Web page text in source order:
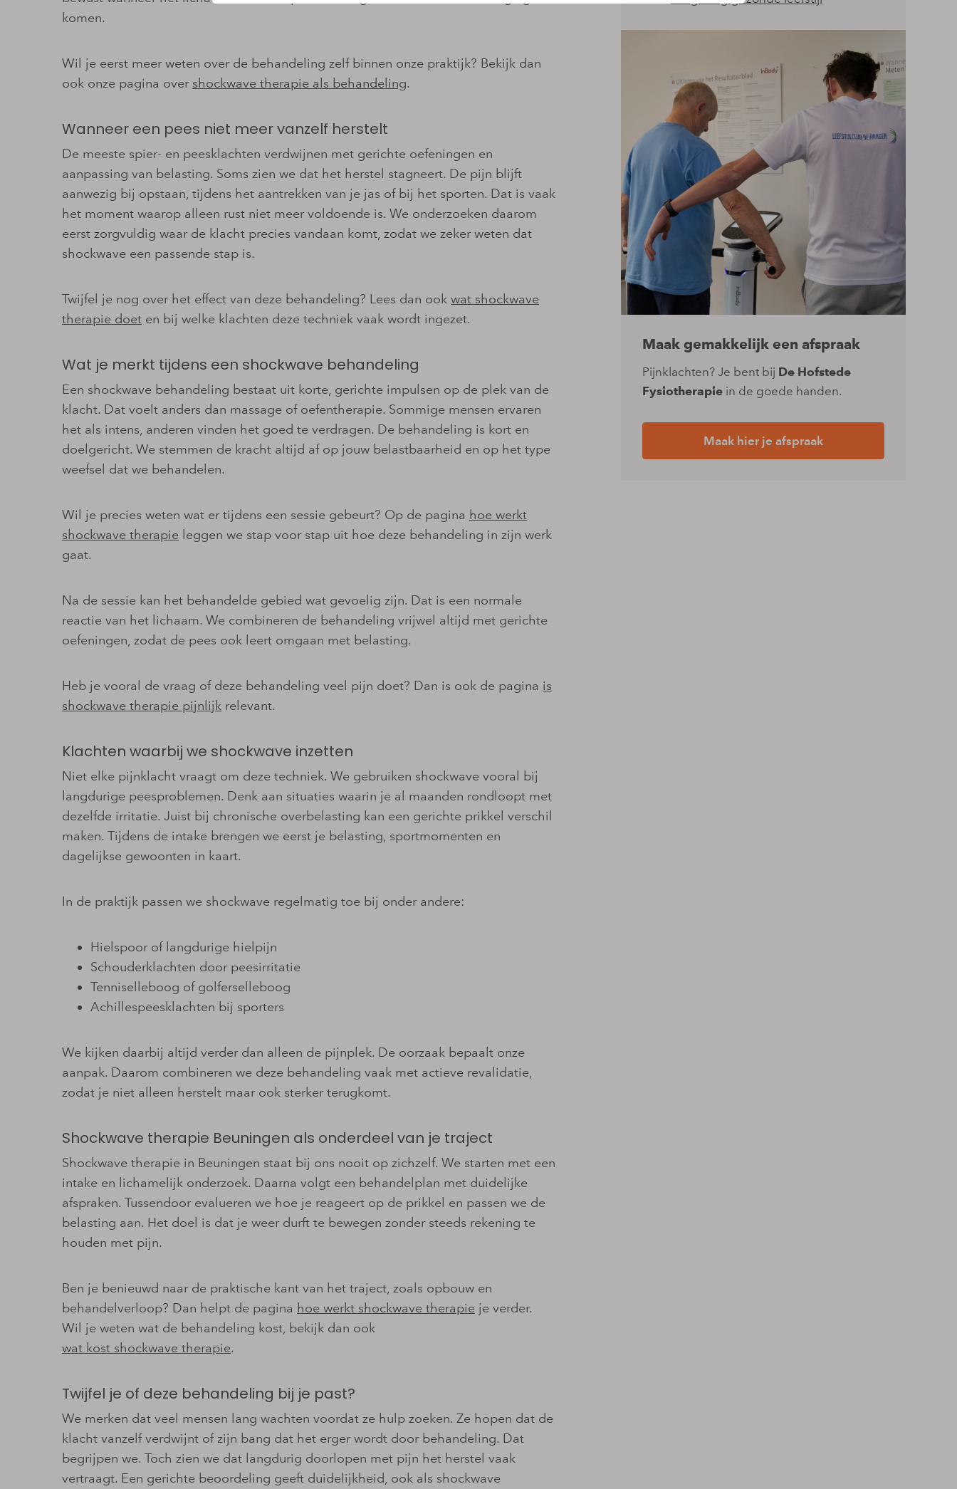
komen.
Wil je eerst meer weten over de behandeling zelf binnen onze praktijk? Bekijk dan
ook onze pagina over shockwave therapie als behandeling.
Wanneer een pees niet meer vanzelf herstelt
De meeste spier- en peesklachten verdwijnen met gerichte oefeningen en
aanpassing van belasting. Soms zien we dat het herstel stagneert. De pijn blijft
aanwezig bij opstaan, tijdens het aantrekken van je jas of bij het sporten. Dat is vaak
het moment waarop alleen rust niet meer voldoende is. We onderzoeken daarom
eerst zorgvuldig waar de klacht precies vandaan komt, zodat we zeker weten dat
shockwave een passende stap is.
Twijfel je nog over het effect van deze behandeling? Lees dan ook wat shockwave
therapie doet en bij welke klachten deze techniek vaak wordt ingezet.
Wat je merkt tijdens een shockwave behandeling
Een shockwave behandeling bestaat uit korte, gerichte impulsen op de plek van de
klacht. Dat voelt anders dan massage of oefentherapie. Sommige mensen ervaren
het als intens, anderen vinden het goed te verdragen. De behandeling is kort en
doelgericht. We stemmen de kracht altijd af op jouw belastbaarheid en op het type
weefsel dat we behandelen.
Wil je precies weten wat er tijdens een sessie gebeurt? Op de pagina hoe werkt
shockwave therapie leggen we stap voor stap uit hoe deze behandeling in zijn werk
gaat.
Na de sessie kan het behandelde gebied wat gevoelig zijn. Dat is een normale
reactie van het lichaam. We combineren de behandeling vrijwel altijd met gerichte
oefeningen, zodat de pees ook leert omgaan met belasting.
Heb je vooral de vraag of deze behandeling veel pijn doet? Dan is ook de pagina is
shockwave therapie pijnlijk relevant.
Klachten waarbij we shockwave inzetten
Niet elke pijnklacht vraagt om deze techniek. We gebruiken shockwave vooral bij
langdurige peesproblemen. Denk aan situaties waarin je al maanden rondloopt met
dezelfde irritatie. Juist bij chronische overbelasting kan een gerichte prikkel verschil
maken. Tijdens de intake brengen we eerst je belasting, sportmomenten en
dagelijkse gewoonten in kaart.
In de praktijk passen we shockwave regelmatig toe bij onder andere:
Hielspoor of langdurige hielpijn
Schouderklachten door peesirritatie
Tenniselleboog of golferselleboog
Achillespeesklachten bij sporters
We kijken daarbij altijd verder dan alleen de pijnplek. De oorzaak bepaalt onze
aanpak. Daarom combineren we deze behandeling vaak met actieve revalidatie,
zodat je niet alleen herstelt maar ook sterker terugkomt.
Shockwave therapie Beuningen als onderdeel van je traject
Shockwave therapie in Beuningen staat bij ons nooit op zichzelf. We starten met een
intake en lichamelijk onderzoek. Daarna volgt een behandelplan met duidelijke
afspraken. Tussendoor evalueren we hoe je reageert op de prikkel en passen we de
belasting aan. Het doel is dat je weer durft te bewegen zonder steeds rekening te
houden met pijn.
Ben je benieuwd naar de praktische kant van het traject, zoals opbouw en
behandelverloop? Dan helpt de pagina hoe werkt shockwave therapie je verder.
Wil je weten wat de behandeling kost, bekijk dan ook
wat kost shockwave therapie.
Twijfel je of deze behandeling bij je past?
We merken dat veel mensen lang wachten voordat ze hulp zoeken. Ze hopen dat de
klacht vanzelf verdwijnt of zijn bang dat het erger wordt door behandeling. Dat
begrijpen we. Toch zien we dat langdurig doorlopen met pijn het herstel vaak
vertraagt. Een gerichte beoordeling geeft duidelijkheid, ook als shockwave
Maak gemakkelijk een afspraak
Pijnklachten? Je bent bij De Hofstede
Fysiotherapie in de goede handen.
Maak hier je afspraak